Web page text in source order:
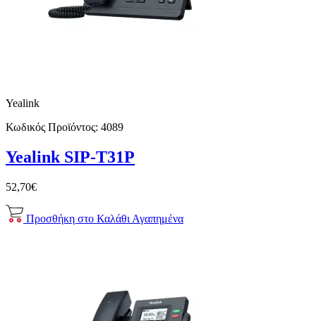
Yealink
Κωδικός Προϊόντος: 4089
Yealink SIP-T31P
52,70€
Προσθήκη στο Καλάθι Αγαπημένα